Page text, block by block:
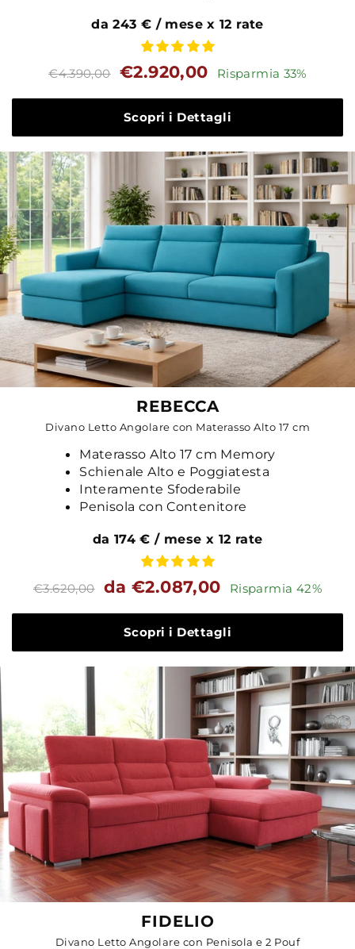
da 243 € / mese x 12 rate
Prezzo
standard
€4.390,00 Prezzo
€2.920,00 Risparmia 33%
Scopri i Dettagli
REBECCA
Divano Letto Angolare con Materasso Alto 17 cm
Materasso Alto 17 cm Memory
Schienale Alto e Poggiatesta
Interamente Sfoderabile
Penisola con Contenitore
da 174 € / mese x 12 rate
Prezzo
standard
€3.620,00 Prezzo
da €2.087,00 Risparmia 42%
Scopri i Dettagli
FIDELIO
Divano Letto Angolare con Penisola e 2 Pouf